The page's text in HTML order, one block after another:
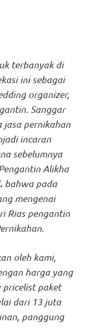
terbanyak di
ini sebagai
organizer,
Sanggar
jasa pernikahan
incaran
sebelumnya
Alikha
bahwa pada
mengenai
Rias pengantin
oleh kami,
harga yang
paket
dari 13 juta
panggung